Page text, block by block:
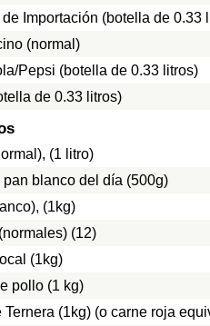
Importación (botella de 0.33
(normal)
Pepsi (botella de 0.33 litros)
de 0.33 litros)
(1 litro)
pan blanco del día (500g)
(1kg)
(12)
(1kg)
pollo (1 kg)
Ternera (1kg) (o carne roja